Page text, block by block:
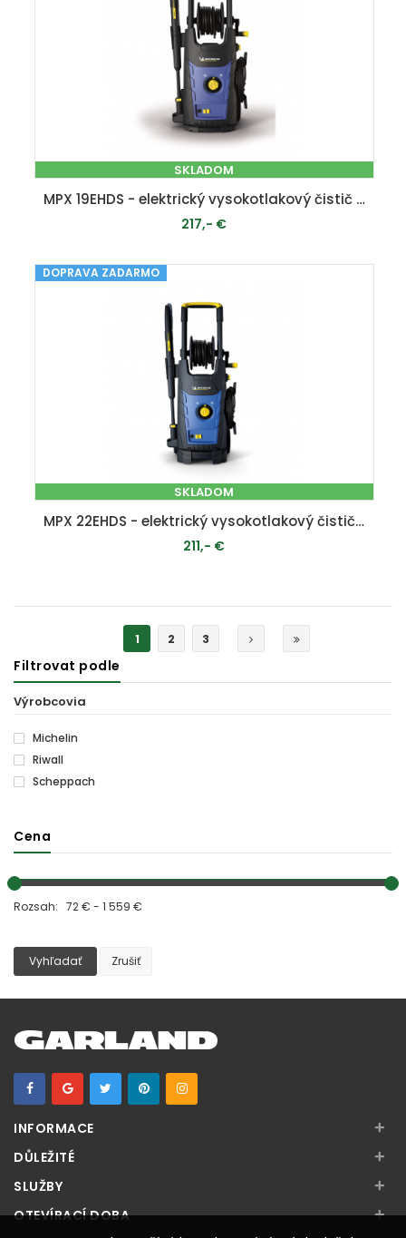
SKLADOM
MPX 19EHDS - elektrický vysokotlakový čistič 140 bar
217,- €
PRIDAŤ DO KOŠÍKA
DOPRAVA ZADARMO
SKLADOM
MPX 22EHDS - elektrický vysokotlakový čistič 160 bar
211,- €
1 2 3
Filtrovat podle
Výrobcovia
Michelin
Riwall
Scheppach
Cena
Rozsah: 72 € - 1 559 €
Vyhľadať Zrušiť
INFORMACE +
DŮLEŽITÉ +
SLUŽBY +
OTEVÍRACÍ DOBA +